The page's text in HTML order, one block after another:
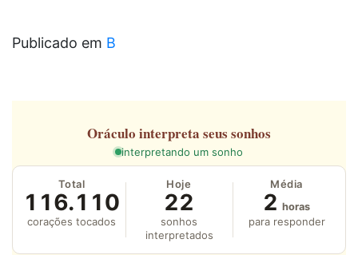
Publicado em B
Oráculo interpreta seus sonhos
interpretando um sonho
Total
116.110
corações tocados
Hoje
22
sonhos
interpretados
Média
2 horas
para responder